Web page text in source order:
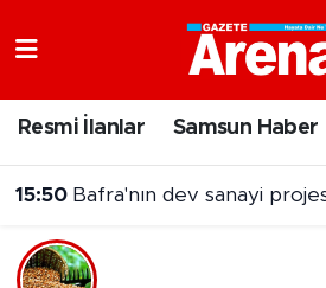
Resmi İlanlar Samsun Haber
15:50 Bafra'nın dev sanayi
Samsun Namaz Vakitleri
Trafik Durumu